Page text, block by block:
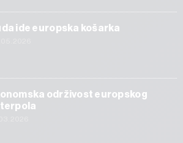
ide europska košarka
održivost europskog